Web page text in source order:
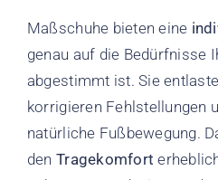
Maßschuhe bieten eine
genau auf die Bedürfnisse
abgestimmt ist. Sie
korrigieren Fehlstellungen
natürliche Fußbewegung.
denTragekomfort